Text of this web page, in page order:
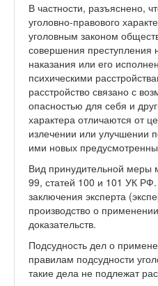
В частности, разъяснено,
уголовно-правового
уголовным законом
совершения преступления
наказания или его
психическими
расстройство связано с
опасностью для себя и
характера отличаются от
излечении или улучшении
ими новых
Вид принудительной меры
99, статей 100 и 101 УК
заключения эксперта
производство о
доказательств.
Подсудность дел о
правилам подсудности
такие дела не подлежат